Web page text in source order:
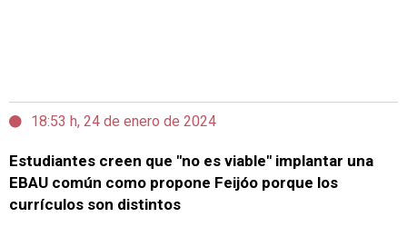
18:53 h, 24 de enero de 2024
Estudiantes creen que "no es viable" implantar una
EBAU común como propone Feijóo porque los
currículos son distintos